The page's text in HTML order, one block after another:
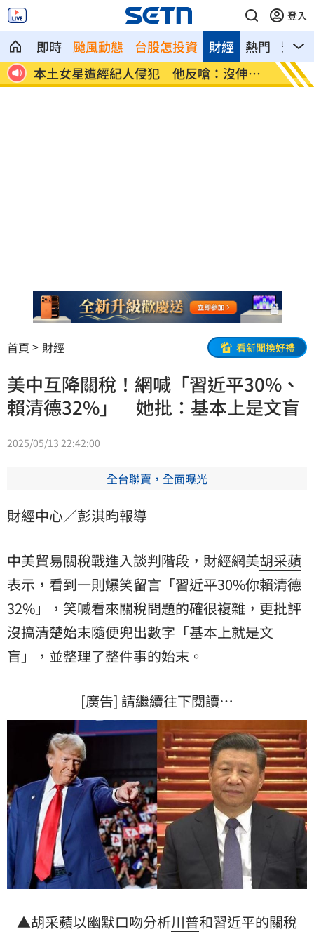
登入
即時 颱風動態 台股怎投資 熱門 影音
財經
他反嗆：沒伸舌
他沒異狀卻動脈硬化！醫示警：8
首頁 財經 看新聞換好禮
美中互降關稅！網喊「習近平30%、
賴清德32%」 她批：基本上是文盲
2025/05/13 22:42:00
全台聯賣，全面曝光
財經中心／彭淇昀報導
中美貿易關稅戰進入談判階段，財經網美胡采蘋
表示，看到一則爆笑留言「習近平30%你賴清德
32%」，笑喊看來關稅問題的確很複雜，更批評
沒搞清楚始末隨便兜出數字「基本上就是文
盲」，並整理了整件事的始末。
[廣告] 請繼續往下閱讀…
▲胡采蘋以幽默口吻分析川普和習近平的關稅